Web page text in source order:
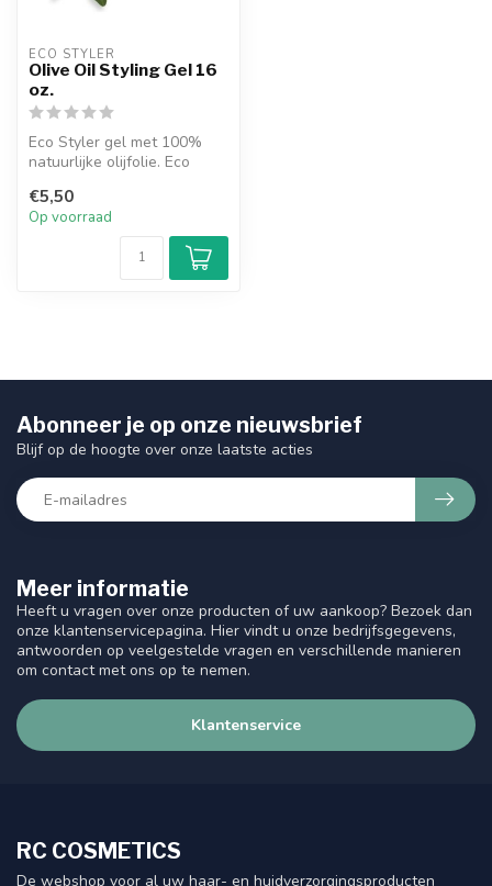
ECO STYLER
Olive Oil Styling Gel 16
oz.
Eco Styler gel met 100%
natuurlijke olijfolie. Eco
...
€5,50
Op voorraad
Meer informatie
Heeft u vragen over onze producten of uw aankoop? Bezoek dan
onze klantenservicepagina. Hier vindt u onze bedrijfsgegevens,
antwoorden op veelgestelde vragen en verschillende manieren
om contact met ons op te nemen.
Klantenservice
Abonneer je op onze nieuwsbrief
Blijf op de hoogte over onze laatste acties
RC COSMETICS
De webshop voor al uw haar- en huidverzorgingsproducten